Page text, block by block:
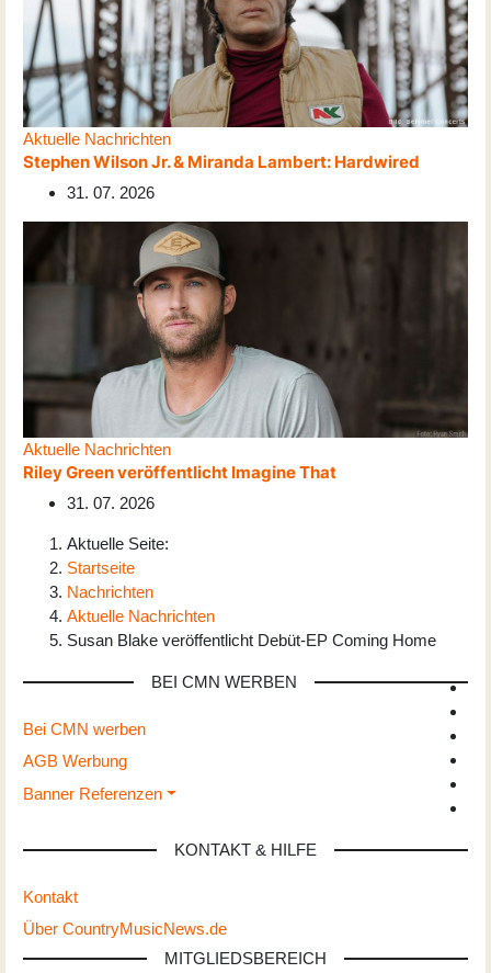
Aktuelle Nachrichten
Stephen Wilson Jr. & Miranda Lambert: Hardwired
31. 07. 2026
Aktuelle Nachrichten
Riley Green veröffentlicht Imagine That
31. 07. 2026
Aktuelle Seite:
Startseite
Nachrichten
Aktuelle Nachrichten
Susan Blake veröffentlicht Debüt-EP Coming Home
BEI CMN WERBEN
Bei CMN werben
AGB Werbung
Banner Referenzen
KONTAKT & HILFE
Kontakt
Über CountryMusicNews.de
MITGLIEDSBEREICH